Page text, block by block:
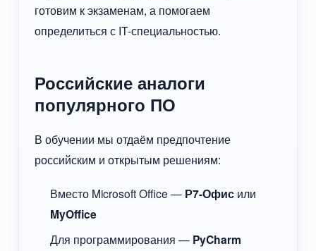
готовим к экзаменам, а помогаем
определиться с IT-специальностью.
Российские аналоги
популярного ПО
В обучении мы отдаём предпочтение
российским и открытым решениям:
Вместо Microsoft Office — Р7-Офис или
MyOffice
Для программирования — PyCharm